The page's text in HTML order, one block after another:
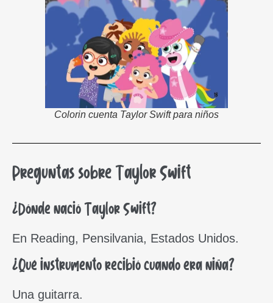
Colorin cuenta Taylor Swift para niños
Preguntas sobre Taylor Swift
¿Dónde nació Taylor Swift?
En Reading, Pensilvania, Estados Unidos.
¿Qué instrumento recibió cuando era niña?
Una guitarra.